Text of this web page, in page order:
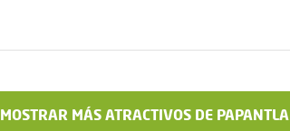
MOSTRAR MÁS ATRACTIVOS DE PAPANTLA